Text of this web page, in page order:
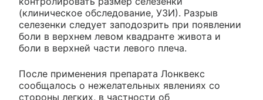
(клиническое обследование, УЗИ). Разрыв
селезенки следует заподозрить при появлении
боли в верхнем левом квадранте живота и
боли в верхней части левого плеча.
После применения препарата Лонквекс
сообщалось о нежелательных явлениях со
стороны легких, в частности об